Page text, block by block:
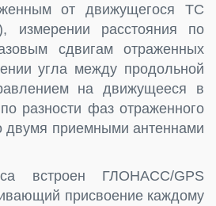
от движущегося ТС
измерении расстояния по
сдвигам отраженных
угла между продольной
на движущееся в
разности фаз отраженного
двумя приемными антеннами
встроен ГЛОНАСС/GPS
присвоение каждому